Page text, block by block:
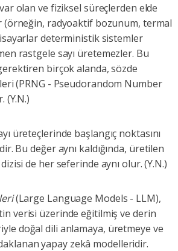
olan ve fiziksel süreçlerden elde
(örneğin, radyoaktif bozunum, termal
deterministik sistemler
rastgele sayı üretemezler. Bu
birçok alanda, sözde
(PRNG - Pseudorandom Number
(Y.N.)
üreteçlerinde başlangıç noktasını
Bu değer aynı kaldığında, üretilen
de her seferinde aynı olur. (Y.N.)
(Large Language Models - LLM),
verisi üzerinde eğitilmiş ve derin
doğal dili anlamaya, üretmeye ve
yapay zekâ modelleridir.